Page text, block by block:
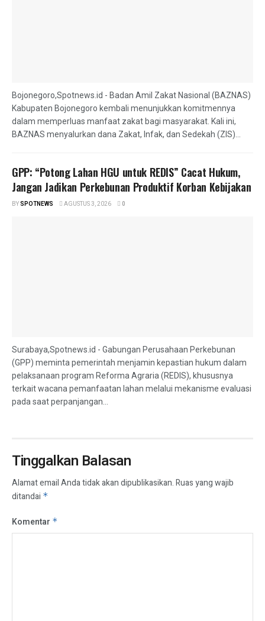
Bojonegoro,Spotnews.id - Badan Amil Zakat Nasional (BAZNAS)
Kabupaten Bojonegoro kembali menunjukkan komitmennya
dalam memperluas manfaat zakat bagi masyarakat. Kali ini,
BAZNAS menyalurkan dana Zakat, Infak, dan Sedekah (ZIS)...
GPP: “Potong Lahan HGU untuk REDIS” Cacat Hukum,
Jangan Jadikan Perkebunan Produktif Korban Kebijakan
BYSPOTNEWS AGUSTUS 3, 2026 0
Surabaya,Spotnews.id - Gabungan Perusahaan Perkebunan
(GPP) meminta pemerintah menjamin kepastian hukum dalam
pelaksanaan program Reforma Agraria (REDIS), khususnya
terkait wacana pemanfaatan lahan melalui mekanisme evaluasi
pada saat perpanjangan...
Tinggalkan Balasan
Alamat email Anda tidak akan dipublikasikan.Ruas yang wajib
ditandai *
Komentar *